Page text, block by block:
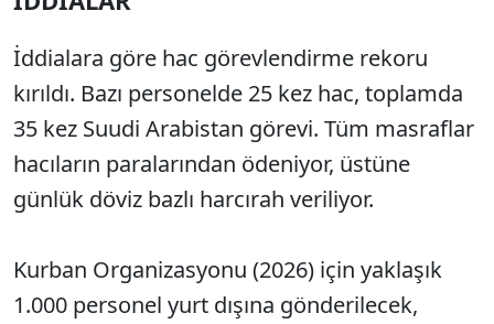
İddialara göre hac görevlendirme rekoru
kırıldı. Bazı personelde 25 kez hac, toplamda
35 kez Suudi Arabistan görevi. Tüm masraflar
hacıların paralarından ödeniyor, üstüne
günlük döviz bazlı harcırah veriliyor.
Kurban Organizasyonu (2026) için yaklaşık
1.000 personel yurt dışına gönderilecek,